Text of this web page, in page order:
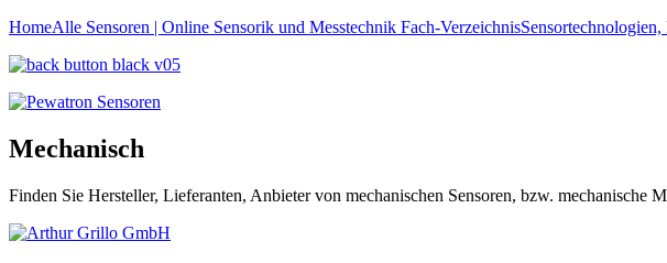
HomeAlle Sensoren | Online Sensorik und Messtechnik Fach-Verzeichnis
Mechanisch
Finden Sie Hersteller, Lieferanten, Anbieter von mechanischen Sensoren, bzw. mechanische